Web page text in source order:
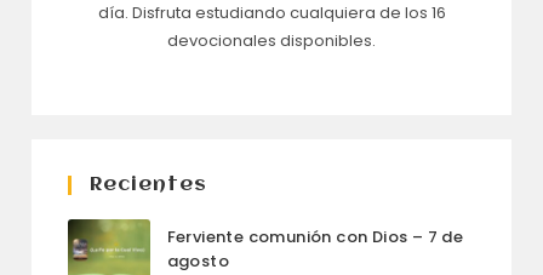
día. Disfruta estudiando cualquiera de los 16
devocionales disponibles.
Recientes
Ferviente comunión con Dios – 7 de
agosto